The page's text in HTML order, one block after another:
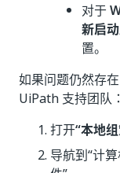
对于
新启
置。
如果问题仍然存
UiPath 支持团队：
打开“本地
导航到“计